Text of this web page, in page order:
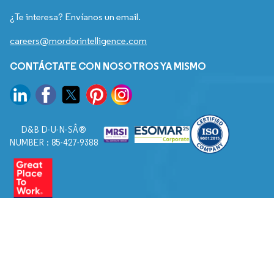
¿Te interesa? Envíanos un email.
careers@mordorintelligence.com
CONTÁCTATE CON NOSOTROS YA MISMO
D&B D-U-N-SÂ®
NUMBER : 85-427-9388